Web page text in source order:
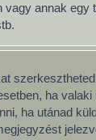
annak
ha
ha utánad